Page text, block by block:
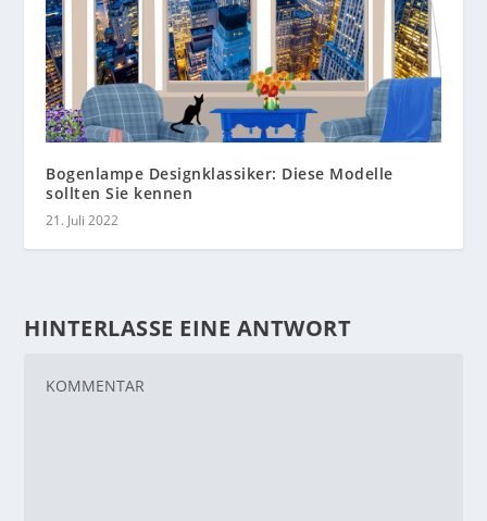
Bogenlampe Designklassiker: Diese Modelle
sollten Sie kennen
21. Juli 2022
HINTERLASSE EINE ANTWORT